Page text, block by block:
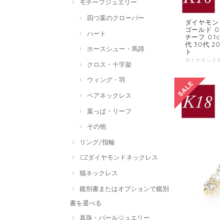
モチーフジュエリー
四つ葉のクローバー
ハート
ホースシュー・馬蹄
クロス・十字架
ウィング・羽
ペアネックレス
葉っぱ・リーフ
その他
リング/指輪
CZダイヤモンドネックレス
猫ネックレス
鑑別書またはオプションで鑑別
書を選べる
真珠・パールジュエリー
ダイヤモ
ゴールド
チーフ
代 30代
ト